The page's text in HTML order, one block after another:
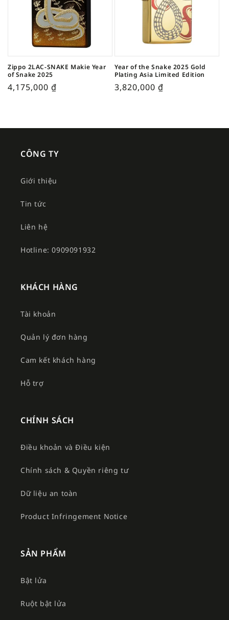
Zippo 2LAC-SNAKE Makie Year
of Snake 2025
4,175,000 ₫
Year of the Snake 2025 Gold
Plating Asia Limited Edition
3,820,000 ₫
CÔNG TY
Giới thiệu
Tin tức
Liên hệ
Hotline: 0909091932
KHÁCH HÀNG
Tài khoản
Quản lý đơn hàng
Cam kết khách hàng
Hỗ trợ
CHÍNH SÁCH
Điều khoản và Điều kiện
Chính sách & Quyền riêng tư
Dữ liệu an toàn
Product Infringement Notice
SẢN PHẨM
Bật lửa
Ruột bật lửa